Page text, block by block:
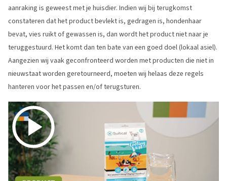
aanraking is geweest met je huisdier. Indien wij bij terugkomst
constateren dat het product bevlekt is, gedragen is, hondenhaar
bevat, vies ruikt of gewassen is, dan wordt het product niet naar je
teruggestuurd. Het komt dan ten bate van een goed doel (lokaal asiel).
Aangezien wij vaak geconfronteerd worden met producten die niet in
nieuwstaat worden geretourneerd, moeten wij helaas deze regels
hanteren voor het passen en/of terugsturen.